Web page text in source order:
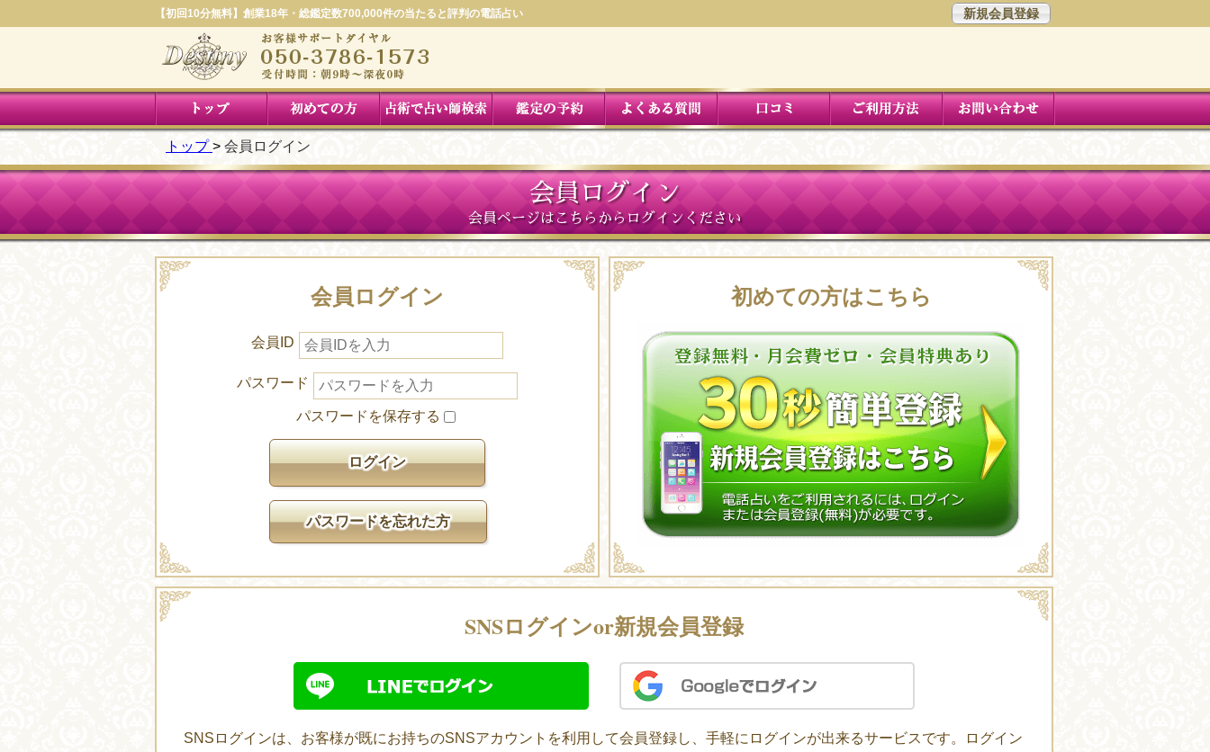
【初回10分無料】創業18年・総鑑定数700,000件の当たると評判の電話占い 新規会員登録
トップ 会員ログイン
会員ログイン
会員ページはこちらからログインください
会員ログイン
会員ID
パスワード
パスワードを保存する
パスワードを忘れた方
初めての方はこちら
SNSログインor新規会員登録
SNSログインは、お客様が既にお持ちのSNSアカウントを利用して会員登録し、手軽にログインが出来るサービスです。ログイン